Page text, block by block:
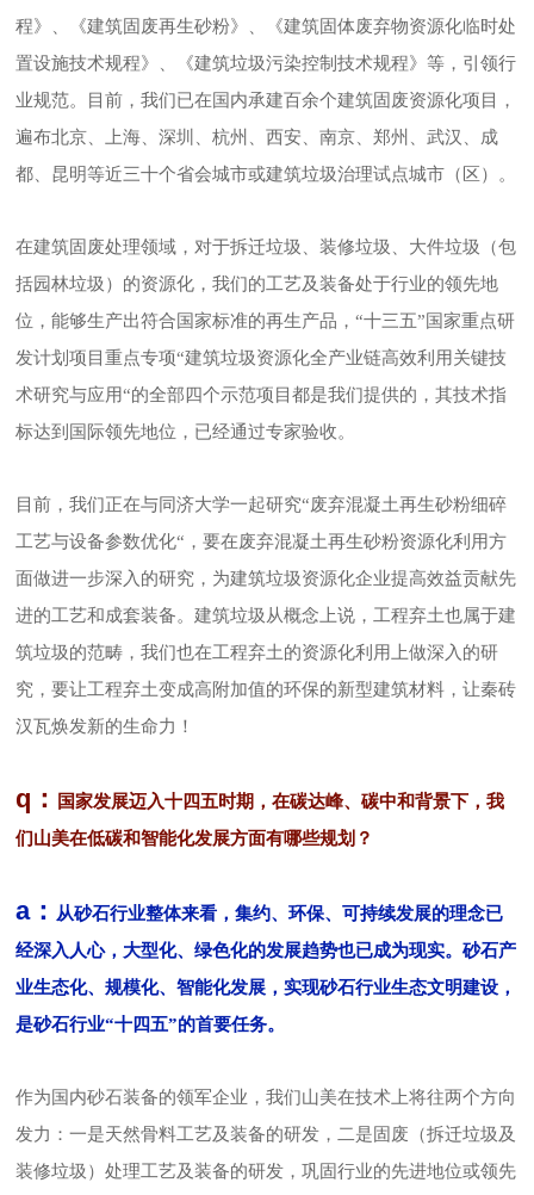
程》、《建筑固废再生砂粉》、《建筑固体废弃物资源化临时处
置设施技术规程》、《建筑垃圾污染控制技术规程》等，引领行
业规范。目前，我们已在国内承建百余个建筑固废资源化项目，
遍布北京、上海、深圳、杭州、西安、南京、郑州、武汉、成
都、昆明等近三十个省会城市或建筑垃圾治理试点城市（区）。
在建筑固废处理领域，对于拆迁垃圾、装修垃圾、大件垃圾（包
括园林垃圾）的资源化，我们的工艺及装备处于行业的领先地
位，能够生产出符合国家标准的再生产品，“十三五”国家重点研
发计划项目重点专项“建筑垃圾资源化全产业链高效利用关键技
术研究与应用“的全部四个示范项目都是我们提供的，其技术指
标达到国际领先地位，已经通过专家验收。
目前，我们正在与同济大学一起研究“废弃混凝土再生砂粉细碎
工艺与设备参数优化“，要在废弃混凝土再生砂粉资源化利用方
面做进一步深入的研究，为建筑垃圾资源化企业提高效益贡献先
进的工艺和成套装备。建筑垃圾从概念上说，工程弃土也属于建
筑垃圾的范畴，我们也在工程弃土的资源化利用上做深入的研
究，要让工程弃土变成高附加值的环保的新型建筑材料，让秦砖
汉瓦焕发新的生命力！
q：
国家发展迈入十四五时期，在碳达峰、碳中和背景下，我
们山美在低碳和智能化发展方面有哪些规划？
a： 从砂石行业整体来看，集约、环保、可持续发展的理念已
经深入人心，大型化、绿色化的发展趋势也已成为现实。砂石产
业生态化、规模化、智能化发展，实现砂石行业生态文明建设，
是砂石行业“十四五”的首要任务。
作为国内砂石装备的领军企业，我们山美在技术上将往两个方向
发力：一是天然骨料工艺及装备的研发，二是固废（拆迁垃圾及
装修垃圾）处理工艺及装备的研发，巩固行业的先进地位或领先